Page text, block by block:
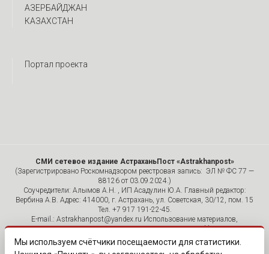
АЗЕРБАЙДЖАН
КАЗАХСТАН
Портал проекта
СМИ сетевое издание АстраханьПост «Astrakhanpost»
(Зарегистрировано Роскомнадзором реестровая запись: ЭЛ № ФС 77 —
88126 от 03.09.2024.)
Соучредители: Алымов А.Н. , ИП Асадулин Ю.А. Главный редактор:
Вербина А.В. Адрес: 414000, г. Астрахань, ул. Советская, 30/12, пом. 15
Тел. +7 917 191-22-45.
E-mail.: Astrakhanpost@yandex.ru Использование материалов,
размещенных на страницах сетевого издания «Astrakhanpost»,
допускается исключительно с указанием источника и публикацией
активной гиперссылки на портал Astrakhanpost.ru. Комментарии
Мы используем счётчики посещаемости для статистики.